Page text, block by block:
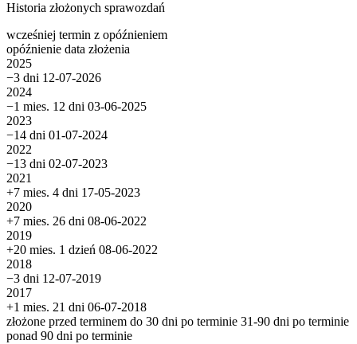
Historia złożonych sprawozdań
wcześniej termin z opóźnieniem
opóźnienie data złożenia
2025
−3 dni 12-07-2026
2024
−1 mies. 12 dni 03-06-2025
2023
−14 dni 01-07-2024
2022
−13 dni 02-07-2023
2021
+7 mies. 4 dni 17-05-2023
2020
+7 mies. 26 dni 08-06-2022
2019
+20 mies. 1 dzień 08-06-2022
2018
−3 dni 12-07-2019
2017
+1 mies. 21 dni 06-07-2018
złożone przed terminem do 30 dni po terminie 31-90 dni po terminie
ponad 90 dni po terminie